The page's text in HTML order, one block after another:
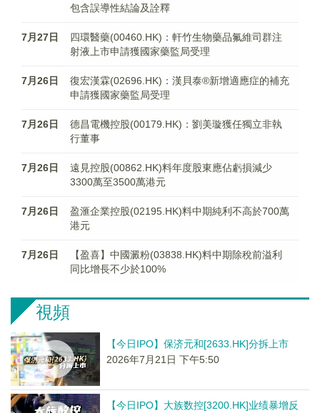
包含誤導性結論及詮釋
7月27日
四環醫藥(00460.HK)：軒竹生物藥品氟維司群注
射液上市申請獲國家藥監局受理
7月26日
復宏漢霖(02696.HK)：漢貝泰®新增適應症的補充
申請獲國家藥監局受理
7月26日
德昌電機控股(00179.HK)：劉美璇獲任獨立非執
行董事
7月26日
遠見控股(00862.HK)料年度股東應佔虧損減少
3300萬至3500萬港元
7月26日
盈滙企業控股(02195.HK)料中期純利不高於700萬
港元
7月26日
【盈喜】中國澱粉(03838.HK)料中期除稅前溢利
同比增長不少於100%
視頻
【今日IPO】保济元和[2633.HK]分拆上市
2026年7月21日 下午5:50
【今日IPO】大族数控[3200.HK]业绩暴增反